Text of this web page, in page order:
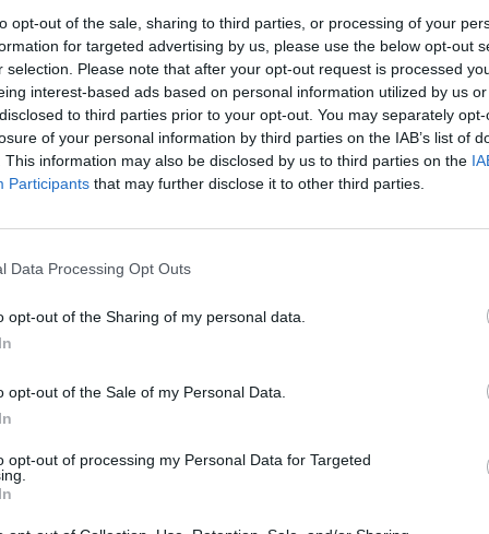
opt-out of the sale, sharing to third parties, or processing of your
for targeted advertising by us, please use the below opt-out
selection. Please note that after your opt-out request is processed
interest-based ads based on personal information utilized by us
to third parties prior to your opt-out. You may separately
of your personal information by third parties on the IAB’s list of
This information may also be disclosed by us to third parties on the
Participants that may further disclose it to other third parties.
Data Processing Opt Outs
opt-out of the Sharing of my personal data.
opt-out of the Sale of my Personal Data.
opt-out of processing my Personal Data for Targeted
la supernotizia che vi anticipa (altra
Il Tempo) Edoardo Sirignano: pure
l’ex sindaco di Bergamo che doveva
Pd, avrebbe preparato il trolley per partire
E che dire del caso Conte-M5S? Dopo
ieri de Il Giornale, il leader grillino si è
difendere la memoria del suo maestro
oggi scomparso. E figurarsi se qui ci
accusare i morti: il tema, semmai, è
di innocenza (che per noi vale sempre),
quelle) su presunte richieste
che ottenevano commesse dalla
avere «diverse opportunità» e «cose»
Di che si tratta? Domandare è
anche di più.
a molte altre cose, vi invito a
all’analisi di Giovanni M.